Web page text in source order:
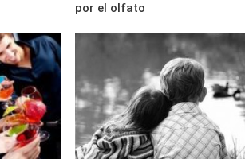
por el olfato